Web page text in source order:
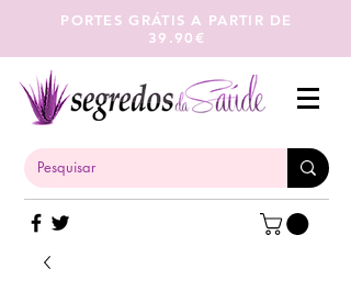
PORTES GRÁTIS A PARTIR DE
39.90€